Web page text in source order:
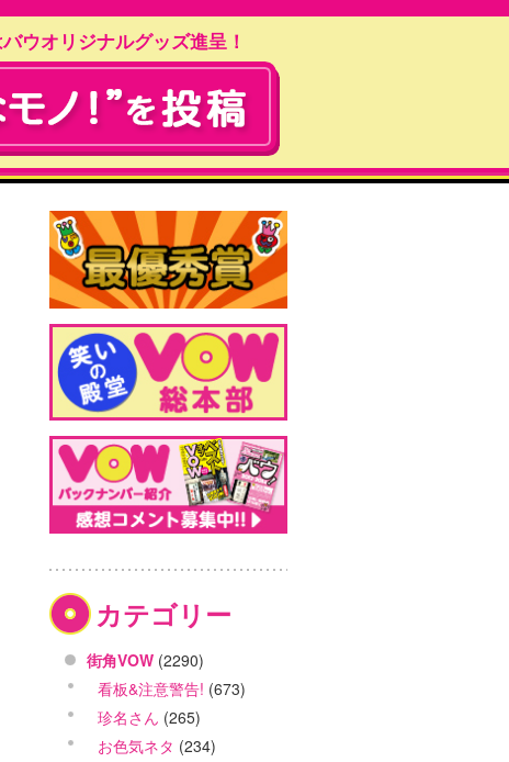
ウオリジナルグッズ進呈！
カテゴリー
街角VOW (2290)
看板&注意警告! (673)
珍名さん (265)
お色気ネタ (234)